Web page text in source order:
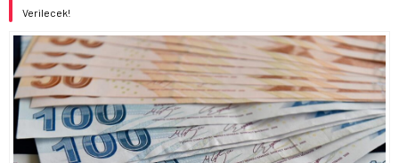
EURO
Verilecek!